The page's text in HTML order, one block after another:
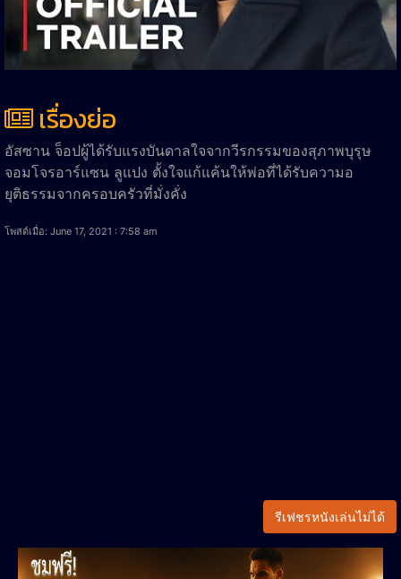
เรื่องย่อ
อัสซาน จ็อปผู้ได้รับแรงบันดาลใจจากวีรกรรมของสุภาพบุรุษ
จอมโจรอาร์แซน ลูแปง ตั้งใจแก้แค้นให้พ่อที่ได้รับความอ
ยุติธรรมจากครอบครัวที่มั่งคั่ง
โพสต์เมื่อ: June 17, 2021 : 7:58 am
รีเฟชรหนังเล่นไม่ได้